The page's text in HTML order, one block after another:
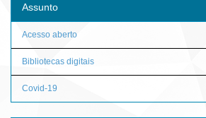
Assunto
Acesso aberto
Bibliotecas digitais
Covid-19